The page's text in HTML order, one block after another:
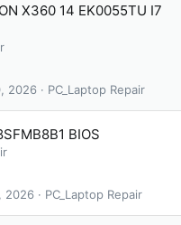
X360 14 EK0055TU I7
PC_Laptop Repair
2026
BIOS
PC_Laptop Repair
2026